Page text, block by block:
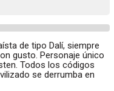
de tipo Dalí, siempre
gusto. Personaje único
Todos los códigos
se derrumba en